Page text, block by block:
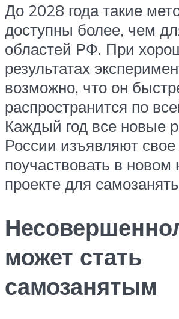
До 2028 года такие
доступны более, чем
областей РФ. При
результатах
возможно, что он
распространится по
Каждый год все новые
России изъявляют
поучаствовать в новом
проекте для
может стать
самозанятым